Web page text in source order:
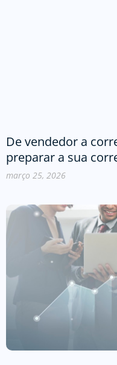
De vendedor a
preparar a sua
março 25, 2026